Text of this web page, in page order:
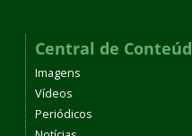
Central de
Imagens
Vídeos
Periódicos